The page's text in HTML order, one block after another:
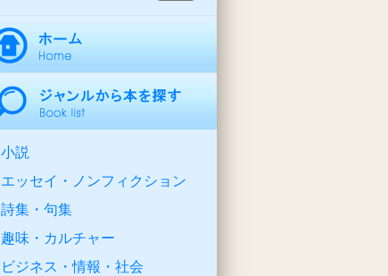
小説
エッセイ・ノンフィクション
詩集・句集
趣味・カルチャー
ビジネス・情報・社会